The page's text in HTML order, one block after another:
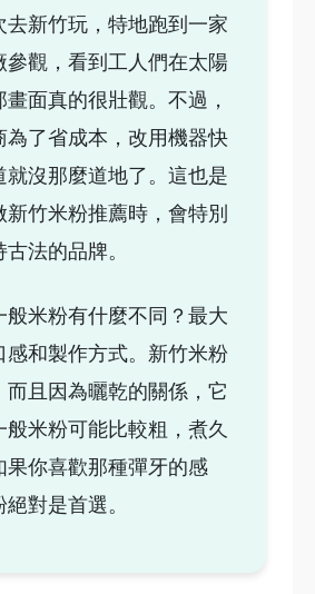
去新竹玩，特地跑到一家
參觀，看到工人們在太陽
面真的很壯觀。不過，
為了省成本，改用機器快
就沒那麼道地了。這也是
竹米粉推薦時，會特別
法的品牌。
般米粉有什麼不同？最大
感和製作方式。新竹米粉
而且因為曬乾的關係，它
般米粉可能比較粗，煮久
果你喜歡那種彈牙的感
對是首選。